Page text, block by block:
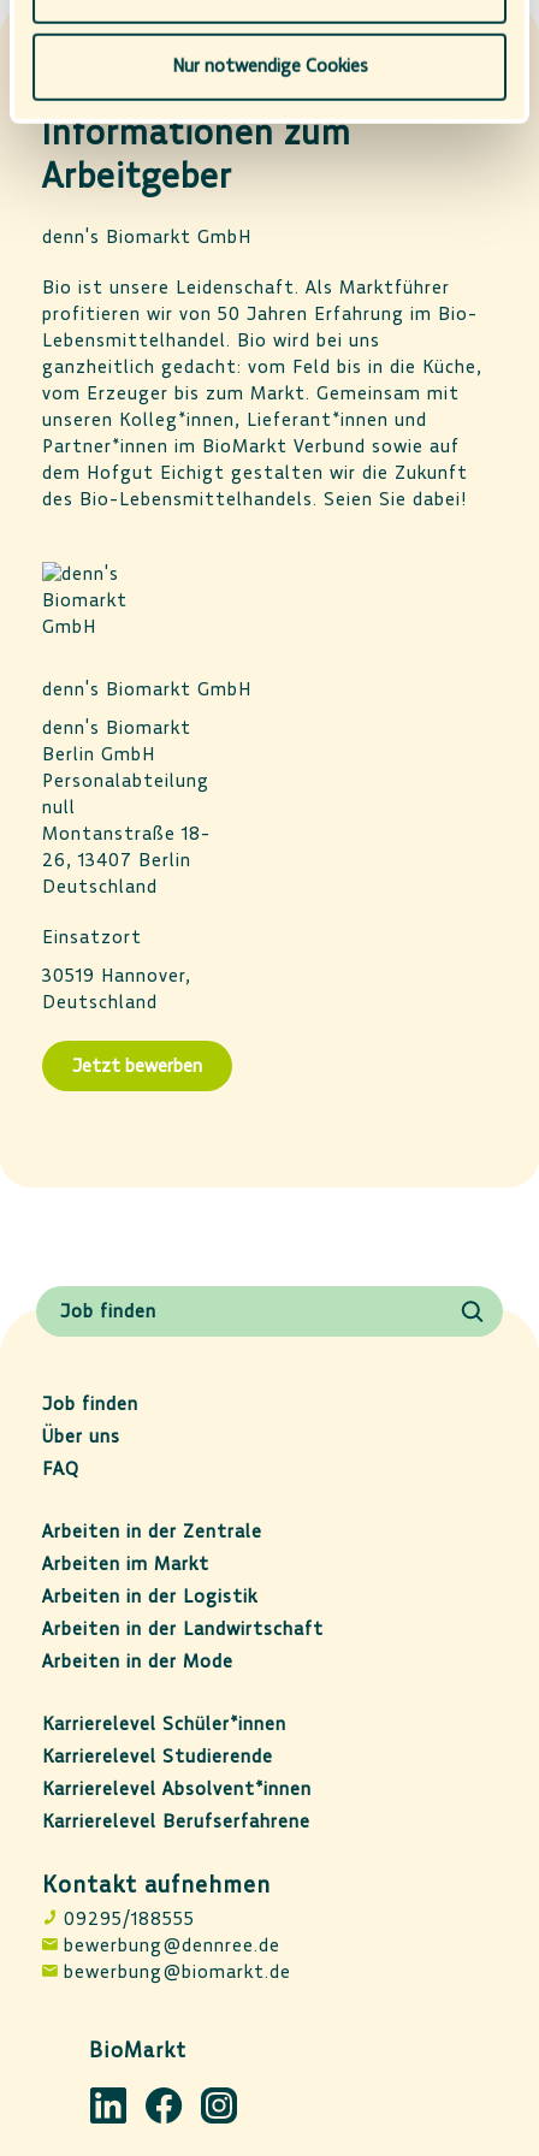
vorübergehend beschriebene Übermittlung nicht statt.
Nur notwendige Cookies
Informationen zum
Arbeitgeber
denn's Biomarkt GmbH
Bio ist unsere Leidenschaft. Als Marktführer
profitieren wir von 50 Jahren Erfahrung im Bio-
Lebensmittelhandel. Bio wird bei uns
ganzheitlich gedacht: vom Feld bis in die Küche,
vom Erzeuger bis zum Markt. Gemeinsam mit
unseren Kolleg*innen, Lieferant*innen und
Partner*innen im BioMarkt Verbund sowie auf
dem Hofgut Eichigt gestalten wir die Zukunft
des Bio-Lebensmittelhandels. Seien Sie dabei!
denn's Biomarkt GmbH
denn's Biomarkt
Berlin GmbH
Personalabteilung
null
Montanstraße 18-
26, 13407 Berlin
Deutschland
Einsatzort
30519 Hannover,
Deutschland
Job finden
Kontakt aufnehmen
09295/188555
bewerbung@dennree.de
bewerbung@biomarkt.de
Job finden
Über uns
FAQ
Arbeiten in der Zentrale
Arbeiten im Markt
Arbeiten in der Logistik
Arbeiten in der Landwirtschaft
Arbeiten in der Mode
Karrierelevel Schüler*innen
Karrierelevel Studierende
Karrierelevel Absolvent*innen
Karrierelevel Berufserfahrene
BioMarkt